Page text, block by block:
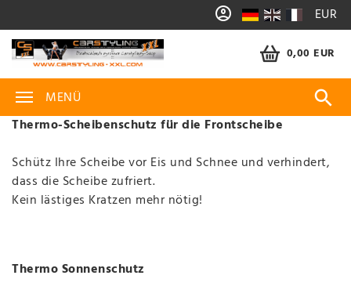
EUR
0,00 EUR
MENÜ
Thermo-Scheibenschutz für die Frontscheibe
Schütz Ihre Scheibe vor Eis und Schnee und verhindert,
dass die Scheibe zufriert.
Kein lästiges Kratzen mehr nötig!
Thermo Sonnenschutz